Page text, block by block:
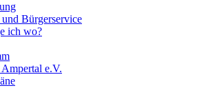
Bürgerservice
ich wo?
e.V.